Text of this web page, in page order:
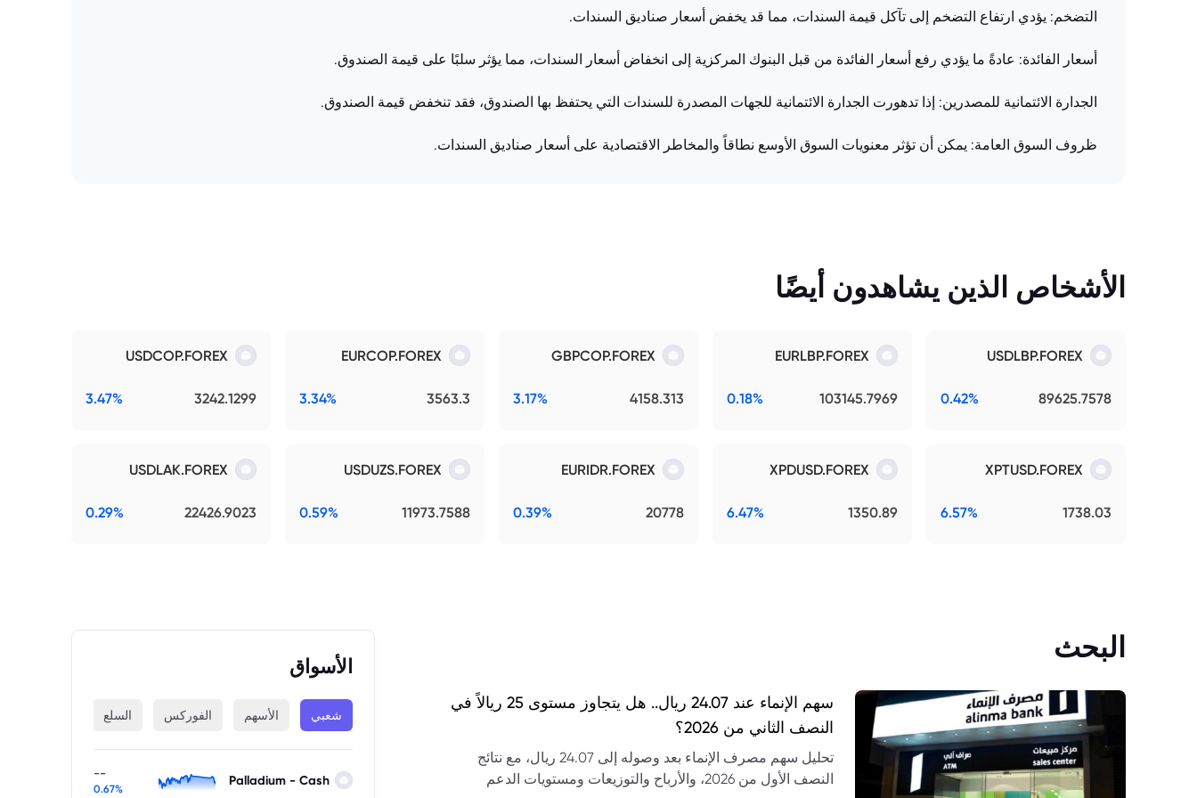
التضخم: يؤدي ارتفاع التضخم إلى تآكل قيمة السندات، مما قد يخفض أسعار صناديق السندات.
أسعار الفائدة: عادةً ما يؤدي رفع أسعار الفائدة من قبل البنوك المركزية إلى انخفاض أسعار السندات، مما يؤثر سلبًا على قيمة الصندوق.
الجدارة الائتمانية للمصدرين: إذا تدهورت الجدارة الائتمانية للجهات المصدرة للسندات التي يحتفظ بها الصندوق، فقد تنخفض قيمة الصندوق.
ظروف السوق العامة: يمكن أن تؤثر معنويات السوق الأوسع نطاقاً والمخاطر الاقتصادية على أسعار صناديق السندات.
الأشخاص الذين يشاهدون أيضًا
USDLBP.FOREX
89625.7578
0.42%
EURLBP.FOREX
103145.7969
0.18%
GBPCOP.FOREX
4158.313
3.17%
EURCOP.FOREX
3563.3
3.34%
USDCOP.FOREX
3242.1299
3.47%
XPTUSD.FOREX
1738.03
6.57%
XPDUSD.FOREX
1350.89
6.47%
EURIDR.FOREX
20778
0.39%
USDUZS.FOREX
11973.7588
0.59%
USDLAK.FOREX
22426.9023
0.29%
البحث
سهم الإنماء عند 24.07 ريال.. هل يتجاوز مستوى 25 ريالاً في
النصف الثاني من 2026؟
تحليل سهم مصرف الإنماء بعد وصوله إلى 24.07 ريال، مع نتائج
النصف الأول من 2026، والأرباح والتوزيعات ومستويات الدعم
الأسواق
شعبي الأسهم الفوركس السلع
Palladium - Cash
--
0.67%